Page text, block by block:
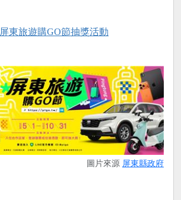
屏東旅遊購GO節抽獎活動
圖片來源 屏東縣政府